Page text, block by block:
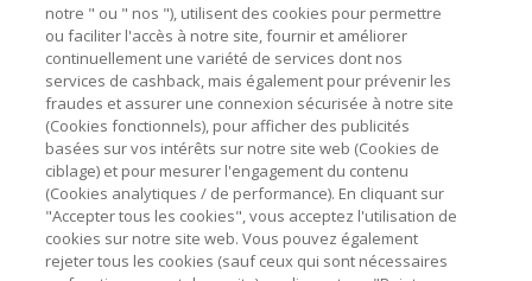
marchands sur le montant hors TVA/taxes et hors frais de
livraison/d’emballage/de service.
L'utilisation de plugins tels que Honey, AdBlock, uBlock, Pi-
hole et VPN peut bloquer le suivi de votre commande.
Pour chaque nouvelle transaction, il faut revenir sur
TopCashback et cliquer sur le bouton rose de cashback
pour accéder au site marchand et faire votre achat.
Assurez-vous que le lien TopCashback est le dernier lien
utilisé pour visiter le site marchand avant de finaliser votre
achat.
Astuces pour économiser
A propos de
Contactez-nous
Mentions légales
notre " ou " nos "), utilisent des cookies pour permettre
ou faciliter l'accès à notre site, fournir et améliorer
continuellement une variété de services dont nos
services de cashback, mais également pour prévenir les
fraudes et assurer une connexion sécurisée à notre site
(Cookies fonctionnels), pour afficher des publicités
basées sur vos intérêts sur notre site web (Cookies de
ciblage) et pour mesurer l'engagement du contenu
(Cookies analytiques / de performance). En cliquant sur
"Accepter tous les cookies", vous acceptez l'utilisation de
cookies sur notre site web. Vous pouvez également
rejeter tous les cookies (sauf ceux qui sont nécessaires